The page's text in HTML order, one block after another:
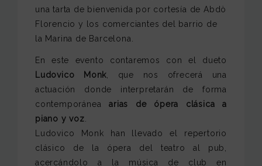
una tarta de bienvenida por cortesía de Abdò
Florencio y los comerciantes del barrio de
la Marina de Barcelona.
En este evento contaremos con el dueto
Ludovico Monk , que nos ofrecerá una
actuación donde interpretarán de forma
contemporáneaarias de ópera clásica a
piano y voz
Ludovico Monk han llevado el repertorio
clásico de la ópera del teatro al pub,
acercándolo a la música de club en